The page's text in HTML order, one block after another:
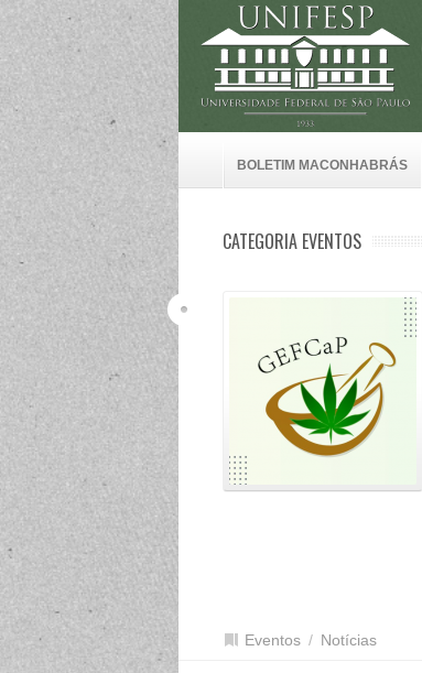
BOLETIM MACONHABRÁS
CATEGORIA EVENTOS
Eventos / Notícias